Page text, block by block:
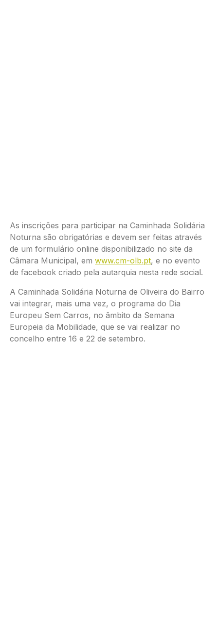
As inscrições para participar na Caminhada Solidária
Noturna são obrigatórias e devem ser feitas através
de um formulário online disponibilizado no site da
Câmara Municipal, em www.cm-olb.pt, e no evento
de facebook criado pela autarquia nesta rede social.
A Caminhada Solidária Noturna de Oliveira do Bairro
vai integrar, mais uma vez, o programa do Dia
Europeu Sem Carros, no âmbito da Semana
Europeia da Mobilidade, que se vai realizar no
concelho entre 16 e 22 de setembro.